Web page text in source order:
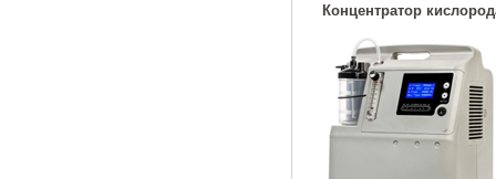
Концентратор